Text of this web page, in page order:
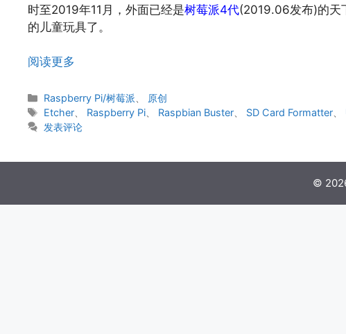
时至2019年11月，外面已经是树莓派4代(2019.06发布)的天
的儿童玩具了。
阅读更多
分
类
Raspberry Pi/树莓派
原创
标
签
Etcher Raspberry Pi Raspbian Buster SD Card Formatter
发表评论
©